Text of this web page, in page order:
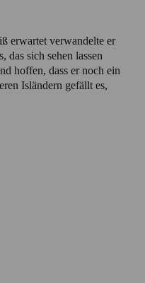
erwartet verwandelte er
das sich sehen lassen
hoffen, dass er noch ein
Isländern gefällt es,